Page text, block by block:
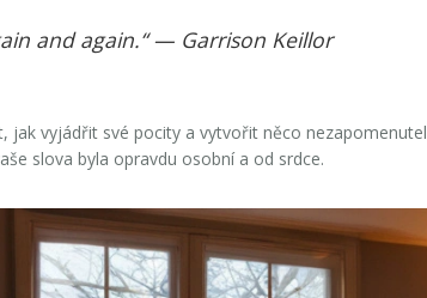
and again.“ — Garrison Keillor
jak vyjádřit své pocity a vytvořit něco
slova byla opravdu osobní a od srdce.